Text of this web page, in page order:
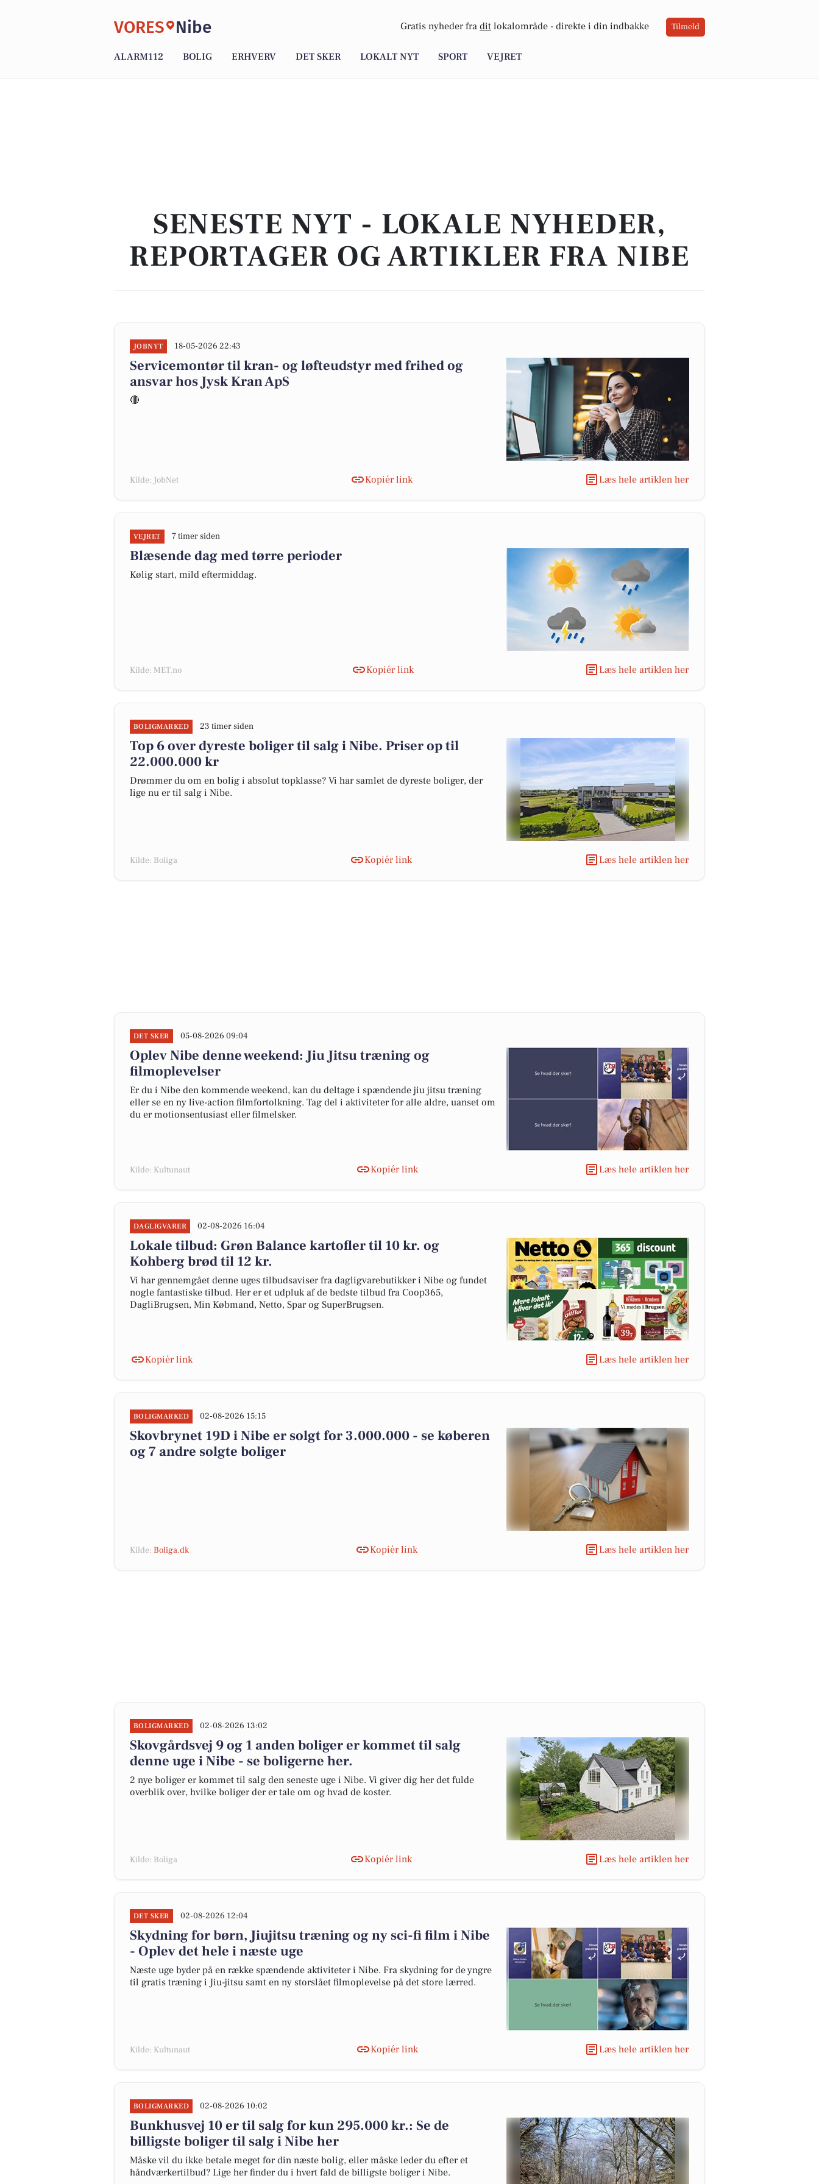
VORES Nibe Gratis nyheder fra dit lokalområde - direkte i din indbakke Tilmeld
ALARM112 BOLIG ERHVERV DET SKER LOKALT NYT SPORT VEJRET
SENESTE NYT - LOKALE NYHEDER,
REPORTAGER OG ARTIKLER FRA NIBE
JOBNYT 18-05-2026 22:43
Servicemontør til kran- og løfteudstyr med frihed og
ansvar hos Jysk Kran ApS
🔴
Kilde: JobNet Kopiér link Læs hele artiklen her
VEJRET 7 timer siden
Blæsende dag med tørre perioder
Kølig start, mild eftermiddag.
Kilde: MET.no Kopiér link Læs hele artiklen her
BOLIGMARKED 23 timer siden
Top 6 over dyreste boliger til salg i Nibe. Priser op til
22.000.000 kr
Drømmer du om en bolig i absolut topklasse? Vi har samlet de dyreste boliger, der
lige nu er til salg i Nibe.
Kilde: Boliga Kopiér link Læs hele artiklen her
DET SKER 05-08-2026 09:04
Oplev Nibe denne weekend: Jiu Jitsu træning og
filmoplevelser
Er du i Nibe den kommende weekend, kan du deltage i spændende jiu jitsu træning
eller se en ny live-action filmfortolkning. Tag del i aktiviteter for alle aldre, uanset om
du er motionsentusiast eller filmelsker.
Kilde: Kultunaut Kopiér link Læs hele artiklen her
DAGLIGVARER 02-08-2026 16:04
Lokale tilbud: Grøn Balance kartofler til 10 kr. og
Kohberg brød til 12 kr.
Vi har gennemgået denne uges tilbudsaviser fra dagligvarebutikker i Nibe og fundet
nogle fantastiske tilbud. Her er et udpluk af de bedste tilbud fra Coop365,
DagliBrugsen, Min Købmand, Netto, Spar og SuperBrugsen.
Kopiér link Læs hele artiklen her
BOLIGMARKED 02-08-2026 15:15
Skovbrynet 19D i Nibe er solgt for 3.000.000 - se køberen
og 7 andre solgte boliger
Kilde: Boliga.dk Kopiér link Læs hele artiklen her
BOLIGMARKED 02-08-2026 13:02
Skovgårdsvej 9 og 1 anden boliger er kommet til salg
denne uge i Nibe - se boligerne her.
2 nye boliger er kommet til salg den seneste uge i Nibe. Vi giver dig her det fulde
overblik over, hvilke boliger der er tale om og hvad de koster.
Kilde: Boliga Kopiér link Læs hele artiklen her
DET SKER 02-08-2026 12:04
Skydning for børn, Jiujitsu træning og ny sci-fi film i Nibe
- Oplev det hele i næste uge
Næste uge byder på en række spændende aktiviteter i Nibe. Fra skydning for de yngre
til gratis træning i Jiu-jitsu samt en ny storslået filmoplevelse på det store lærred.
Kilde: Kultunaut Kopiér link Læs hele artiklen her
BOLIGMARKED 02-08-2026 10:02
Bunkhusvej 10 er til salg for kun 295.000 kr.: Se de
billigste boliger til salg i Nibe her
Måske vil du ikke betale meget for din næste bolig, eller måske leder du efter et
håndværkertilbud? Lige her finder du i hvert fald de billigste boliger i Nibe.